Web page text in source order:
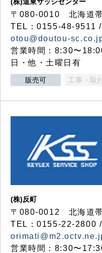
〒080-0010 北海道
TEL：0155-48-9511
otou@doutou-
営業時間：8:30〜
日・他・土曜日有
販売可 工事・取
(株)反町
〒080-0012 北海道
TEL：0155-22-2800
営業時間：8:30〜